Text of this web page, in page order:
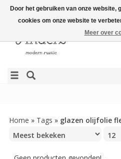
Home » Tags » glazen olijfolie
Door het gebruiken van onze website,
cookies om onze website te
Meer over